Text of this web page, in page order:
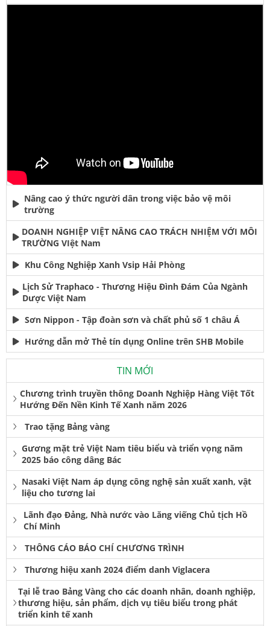
Nâng cao ý thức người dân trong việc bảo vệ môi
trường
DOANH NGHIỆP VIỆT NÂNG CAO TRÁCH NHIỆM VỚI MÔI
TRƯỜNG VIệt Nam
Khu Công Nghiệp Xanh Vsip Hải Phòng
Lịch Sử Traphaco - Thương Hiệu Đình Đám Của Ngành
Dược Việt Nam
Sơn Nippon - Tập đoàn sơn và chất phủ số 1 châu Á
Hướng dẫn mở Thẻ tín dụng Online trên SHB Mobile
TIN MỚI
Chương trình truyền thông Doanh Nghiệp Hàng Việt Tốt
Hướng Đến Nền Kinh Tế Xanh năm 2026
Trao tặng Bảng vàng
Gương mặt trẻ Việt Nam tiêu biểu và triển vọng năm
2025 báo công dâng Bác
Nasaki Việt Nam áp dụng công nghệ sản xuất xanh, vật
liệu cho tương lai
Lãnh đạo Đảng, Nhà nước vào Lăng viếng Chủ tịch Hồ
Chí Minh
THÔNG CÁO BÁO CHÍ CHƯƠNG TRÌNH
Thương hiệu xanh 2024 điểm danh Viglacera
Tại lễ trao Bảng Vàng cho các doanh nhân, doanh nghiệp,
thương hiệu, sản phẩm, dịch vụ tiêu biểu trong phát
triển kinh tế xanh